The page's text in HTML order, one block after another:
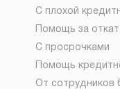
С плохой
Помощь за откат
С просрочками
Помощь
От сотрудников